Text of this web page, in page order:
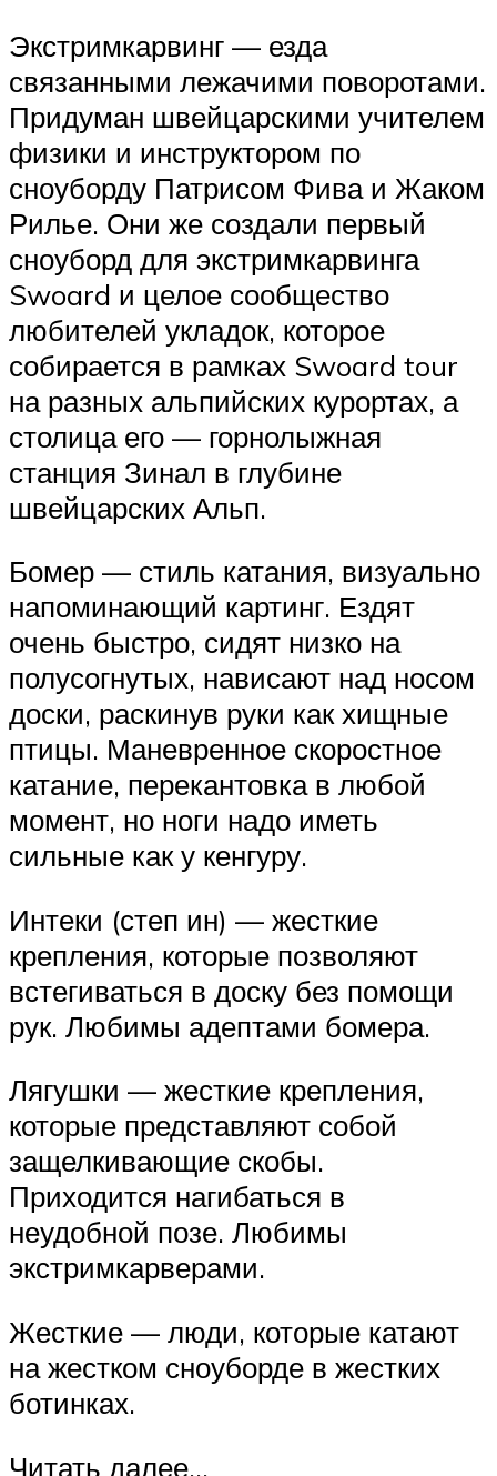
Экстримкарвинг — езда
связанными лежачими поворотами.
Придуман швейцарскими учителем
физики и инструктором по
сноуборду Патрисом Фива и Жаком
Рилье. Они же создали первый
сноуборд для экстримкарвинга
Swoard и целое сообщество
любителей укладок, которое
собирается в рамках Swoard tour
на разных альпийских курортах, а
столица его — горнолыжная
станция Зинал в глубине
швейцарских Альп.
Бомер — стиль катания, визуально
напоминающий картинг. Ездят
очень быстро, сидят низко на
полусогнутых, нависают над носом
доски, раскинув руки как хищные
птицы. Маневренное скоростное
катание, перекантовка в любой
момент, но ноги надо иметь
сильные как у кенгуру.
Интеки (степ ин) — жесткие
крепления, которые позволяют
встегиваться в доску без помощи
рук. Любимы адептами бомера.
Лягушки — жесткие крепления,
которые представляют собой
защелкивающие скобы.
Приходится нагибаться в
неудобной позе. Любимы
экстримкарверами.
Жесткие — люди, которые катают
на жестком сноуборде в жестких
ботинках.
Читать далее…